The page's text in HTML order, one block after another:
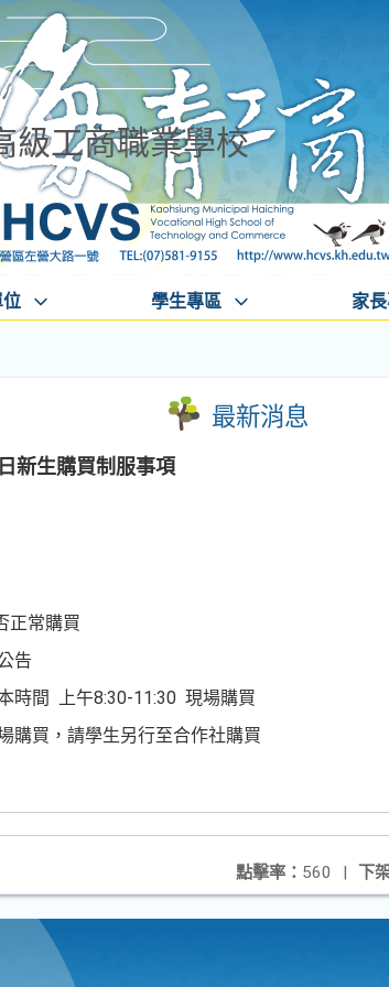
級工商職業學校
學生專區 家
最新消息
新生購買制服事項
正常購買
告
時間 上午8:30-11:30 現場購買
購買，請學生另行至合作社購買
下
點擊率： 560 |